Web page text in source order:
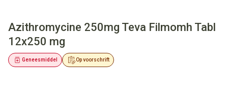
Azithromycine 250mg Teva Filmomh Tabl
12x250 mg
Op voorschrift
Geneesmiddel